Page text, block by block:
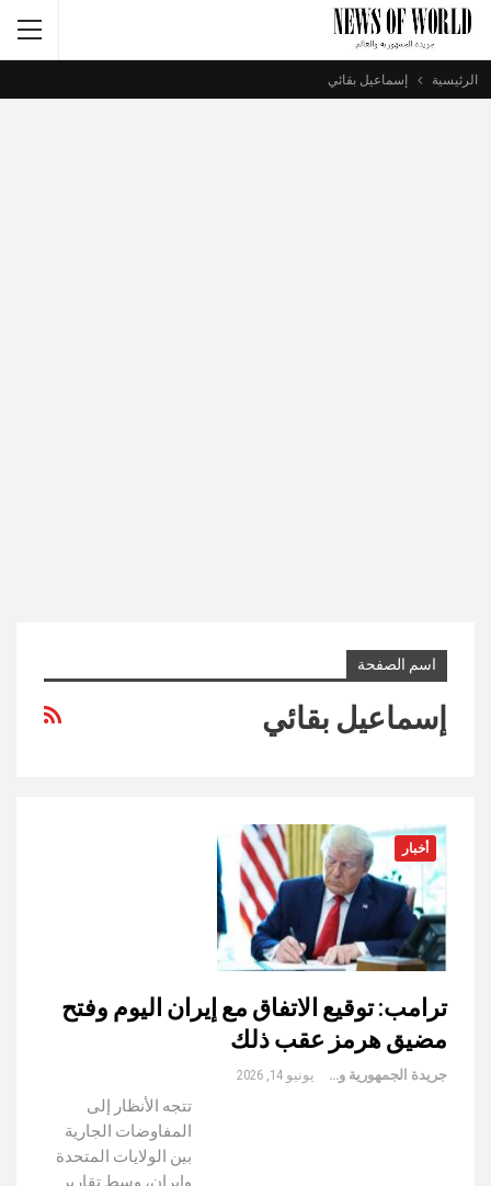
الرئيسية إسماعيل بقائي
اسم الصفحة
إسماعيل بقائي
أخبار
ترامب: توقيع الاتفاق مع إيران اليوم وفتح
مضيق هرمز عقب ذلك
جريدة الجمهورية والعالم يونيو 14, 2026
تتجه الأنظار إلى
المفاوضات الجارية
بين الولايات المتحدة
وإيران، وسط تقارير